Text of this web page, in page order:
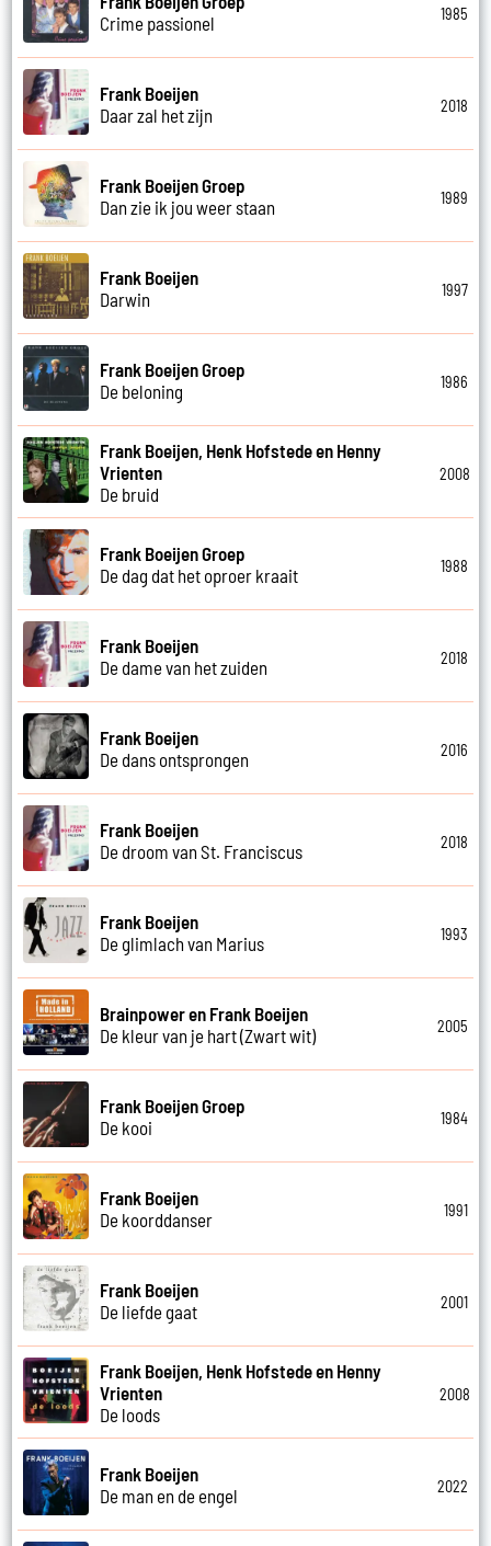
Crime passionel
1985
Frank Boeijen
Daar zal het zijn
2018
Frank Boeijen Groep
Dan zie ik jou weer staan
1989
Frank Boeijen
Darwin
1997
Frank Boeijen Groep
De beloning
1986
Frank Boeijen, Henk Hofstede en Henny
Vrienten
De bruid
2008
Frank Boeijen Groep
De dag dat het oproer kraait
1988
Frank Boeijen
De dame van het zuiden
2018
Frank Boeijen
De dans ontsprongen
2016
Frank Boeijen
De droom van St. Franciscus
2018
Frank Boeijen
De glimlach van Marius
1993
Brainpower en Frank Boeijen
De kleur van je hart (Zwart wit)
2005
Frank Boeijen Groep
De kooi
1984
Frank Boeijen
De koorddanser
1991
Frank Boeijen
De liefde gaat
2001
Frank Boeijen, Henk Hofstede en Henny
Vrienten
De loods
2008
Frank Boeijen
De man en de engel
2022